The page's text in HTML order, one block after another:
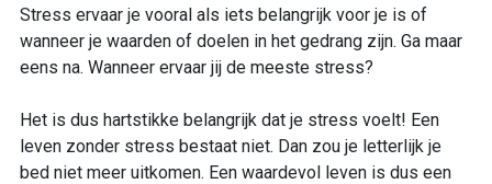
Stress ervaar je vooral als iets belangrijk voor je is of
wanneer je waarden of doelen in het gedrang zijn. Ga maar
eens na. Wanneer ervaar jij de meeste stress?
Het is dus hartstikke belangrijk dat je stress voelt! Een
leven zonder stress bestaat niet. Dan zou je letterlijk je
bed niet meer uitkomen. Een waardevol leven is dus een